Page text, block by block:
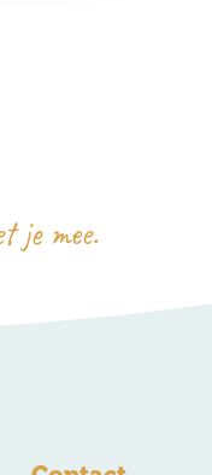
je mee.